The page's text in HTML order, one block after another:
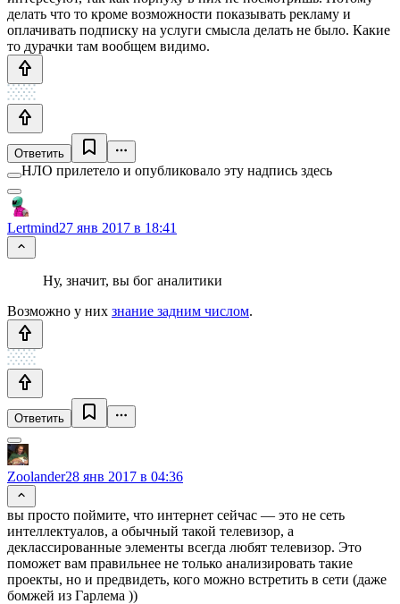
делать что то кроме возможности показывать рекламу и
оплачивать подписку на услуги смысла делать не было. Какие
то дурачки там вообщем видимо.
Ответить
НЛО прилетело и опубликовало эту надпись здесь
Lertmind27 янв 2017 в 18:41
Ну, значит, вы бог аналитики
Возможно у них знание задним числом.
Ответить
Zoolander28 янв 2017 в 04:36
вы просто поймите, что интернет сейчас — это не сеть
интеллектуалов, а обычный такой телевизор, а
деклассированные элементы всегда любят телевизор. Это
поможет вам правильнее не только анализировать такие
проекты, но и предвидеть, кого можно встретить в сети (даже
бомжей из Гарлема ))